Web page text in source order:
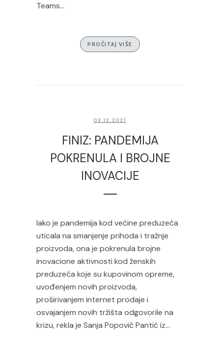
Teams...
PROČITAJ VIŠE
03.12.2021
FINIZ: PANDEMIJA
POKRENULA I BROJNE
INOVACIJE
Iako je pandemija kod većine preduzeća
uticala na smanjenje prihoda i tražnje
proizvoda, ona je pokrenula brojne
inovacione aktivnosti kod ženskih
preduzeća koje su kupovinom opreme,
uvođenjem novih proizvoda,
proširivanjem internet prodaje i
osvajanjem novih tržišta odgovorile na
krizu, rekla je Sanja Popović Pantić iz...